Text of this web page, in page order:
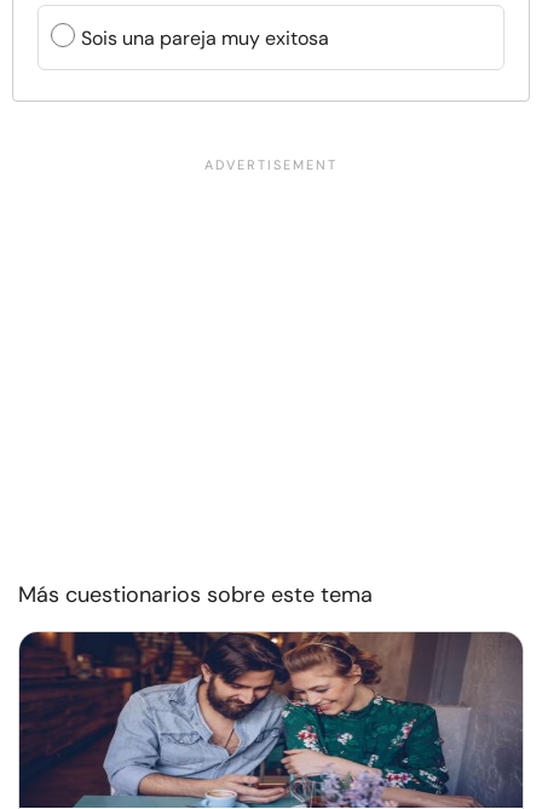
Sois una pareja muy exitosa
Más cuestionarios sobre este tema